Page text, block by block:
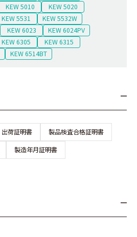
KEW 5010
KEW 5020
KEW 5531
KEW 5532W
KEW 6023
KEW 6024PV
KEW 6305
KEW 6315
KEW 6514BT
出荷証明書
製品検査合格証明書
製造年月証明書